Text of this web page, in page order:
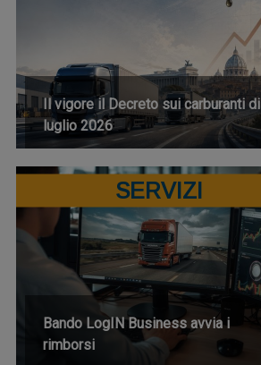
Il vigore il Decreto sui carburanti di
luglio 2026
SERVIZI
Bando LogIN Business avvia i
rimborsi